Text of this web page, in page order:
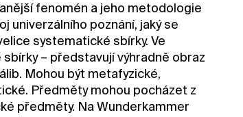
fenomén a jeho metodologie
univerzálního poznání, jaký se
systematické sbírky. Ve
– představují výhradně obraz
Mohou být metafyzické,
Předměty mohou pocházet z
předměty. Na Wunderkammer